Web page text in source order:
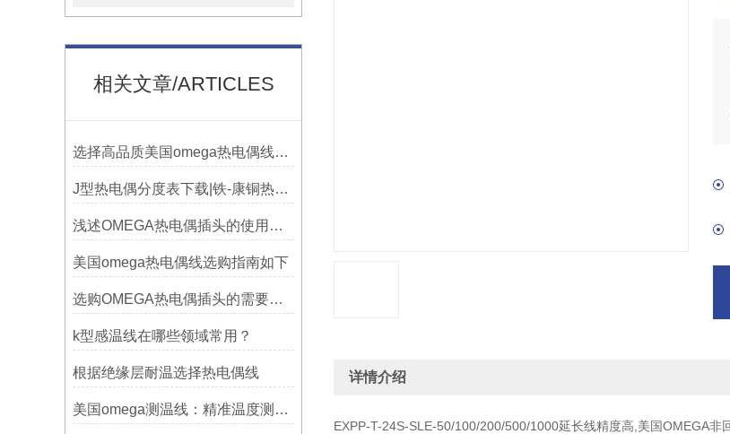
相关文章/ARTICLES
选择高品质美国omega热电偶线的要点？
J型热电偶分度表下载|铁-康铜热电偶分度表下载
浅述OMEGA热电偶插头的使用意义
美国omega热电偶线选购指南如下
选购OMEGA热电偶插头的需要考虑哪些问题？
k型感温线在哪些领域常用？
根据绝缘层耐温选择热电偶线
美国omega测温线：精准温度测量的可靠选择
详情介绍
EXPP-T-24S-SLE-50/100/200/500/1000延长线精度高,美国OMEGA